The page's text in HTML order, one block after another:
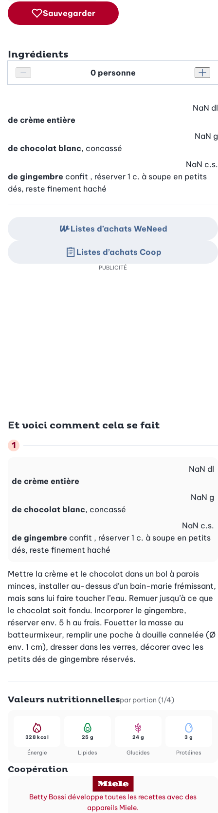
Sauvegarder
Ingrédients
Réduire le nombre de personnes
Personnes
de crème entière
NaN dl
de chocolat blanc, concassé
NaN g
de gingembre confit , réserver 1 c. à soupe en petits
dés, reste finement haché
NaN c.s.
Et voici comment cela se fait
de crème entière
NaN dl
de chocolat blanc, concassé
NaN g
de gingembre confit , réserver 1 c. à soupe en petits
dés, reste finement haché
NaN c.s.
Mettre la crème et le chocolat dans un bol à parois
minces, installer au-dessus d’un bain-marie frémissant,
mais sans lui faire toucher l’eau. Remuer jusqu’à ce que
le chocolat soit fondu. Incorporer le gingembre,
réserver env. 5 h au frais. Fouetter la masse au
batteurmixeur, remplir une poche à douille cannelée (Ø
env. 1 cm), dresser dans les verres, décorer avec les
petits dés de gingembre réservés.
Listes d’achats WeNeed
Listes d’achats Coop
PUBLICITÉ
Valeurs nutritionnellespar portion (1/4)
Énergie
328 kcal
Lipides
25 g
Glucides
24 g
Protéines
3 g
Coopération
Betty Bossi développe toutes les recettes avec des
appareils Miele.